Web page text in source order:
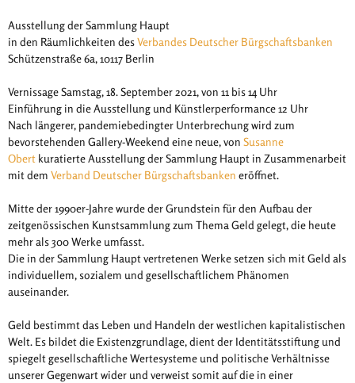
Ausstellung der Sammlung Haupt
in den Räumlichkeiten desVerbandes Deutscher Bürgschaftsbanken
Schützenstraße 6a, 10117 Berlin
Vernissage Samstag, 18. September 2021, von 11 bis 14 Uhr
Einführung in die Ausstellung und Künstlerperformance 12 Uhr
Nach längerer, pandemiebedingter Unterbrechung wird zum
bevorstehenden Gallery-Weekend eine neue, von Susanne
Obert kuratierte Ausstellung der Sammlung Haupt in Zusammenarbeit
mit dem Verband Deutscher Bürgschaftsbanken eröffnet.
Mitte der 1990er-Jahre wurde der Grundstein für den Aufbau der
zeitgenössischen Kunstsammlung zum Thema Geld gelegt, die heute
mehr als 300 Werke umfasst.
Die in der Sammlung Haupt vertretenen Werke setzen sich mit Geld als
individuellem, sozialem und gesellschaftlichem Phänomen
auseinander.
Geld bestimmt das Leben und Handeln der westlichen kapitalistischen
Welt. Es bildet die Existenzgrundlage, dient der Identitätsstiftung und
spiegelt gesellschaftliche Wertesysteme und politische Verhältnisse
unserer Gegenwart wider und verweist somit auf die in einer